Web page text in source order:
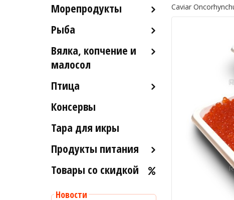
Морепродукты
Кальмары
Крабы
Лобстеры / Омары
Мидии
Мясо гребешка
Рапаны
Рыба
Рыба деликатесных сортов
Рыба столовых сортов
Вялка, копчение и
малосол
Икра вяленая
Рыба слабосоленая
Рыба холодного и
Птица
Индейка
Консервы
Тара для икры
Продукты питания
Оливковое масло
Товары со скидкой
Новости
Caviar